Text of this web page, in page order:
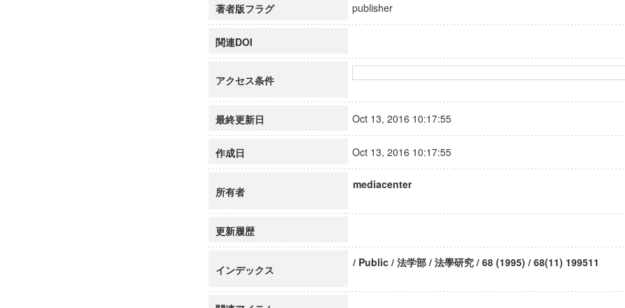
著者版フラグ publisher
関連DOI
アクセス条件
最終更新日 Oct 13, 2016 10:17:55
作成日 Oct 13, 2016 10:17:55
所有者
mediacenter
更新履歴
インデックス
/ Public / 法学部 / 法學研究 / 68 (1995) / 68(11) 199511